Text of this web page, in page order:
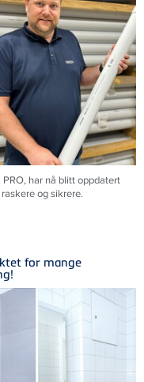
har nå blitt oppdatert
og sikrere.
for mange